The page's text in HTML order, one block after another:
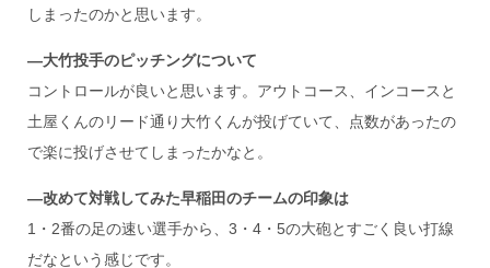
しまったのかと思います。
―大竹投手のピッチングについて
コントロールが良いと思います。アウトコース、インコースと
土屋くんのリード通り大竹くんが投げていて、点数があったの
で楽に投げさせてしまったかなと。
―改めて対戦してみた早稲田のチームの印象は
1・2番の足の速い選手から、3・4・5の大砲とすごく良い打線
だなという感じです。